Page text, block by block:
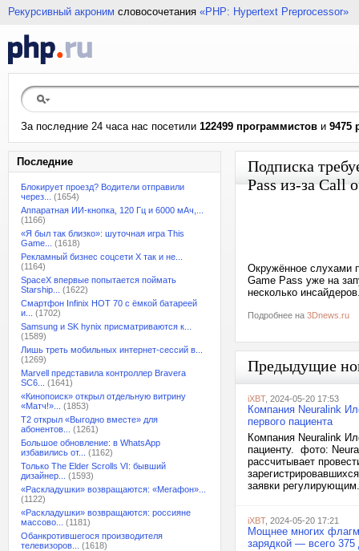
Рекурсивный акроним словосочетания «PHP: Hypertext Preprocessor»
За последние 24 часа нас посетили 122499 программистов и 9475
Последние
Блокирует проезд? Водители отправили
через...
(1654)
Аппаратная ИИ-кнопка, 120 Гц и 6000 мАч,...
(1166)
«Я был так близко»: шуточная игра This
Game...
(1618)
Рекламный бизнес соцсети X так и не...
(1164)
SpaceX впервые попытается поймать
Starship...
(1622)
Смартфон Infinix HOT 70 с ёмкой батареей
и...
(1702)
Samsung и SK hynix присматриваются к...
(1589)
Лишь треть мобильных интернет-сессий в...
(1269)
Marvell представила контроллер Bravera
SC6...
(1641)
«Кинопоиск» открыл отдельную витрину
«Матч!»...
(1853)
T2 открыл «Выгодно вместе» для
абонентов...
(1261)
Большое обновление: в WhatsApp
избавились от...
(1162)
Только The Elder Scrolls VI: бывший
дизайнер...
(1593)
«Раскладушки» возвращаются: «Мегафон»...
(1122)
«Раскладушки» возвращаются: россияне
массово...
(1181)
Обанкротившегося производителя
телевизоров...
(1618)
Подписка
Pass из-за Call
Окружённое слухами
Game Pass уже на
несколько
Подробнее на 3Dnews.ru
Предыдущие
iXBT, 2024-05-20 17:53
Компания Neuralink
первого пациента
Компания Neuralink
пациенту. фото:
рассчитывает
заявки
iXBT, 2024-05-20 17:21
Мощнее многих
зарядкой — всего